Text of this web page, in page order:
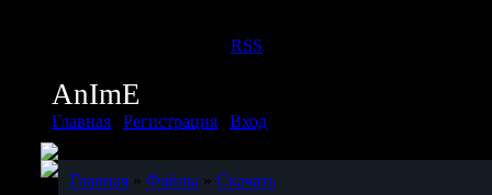
RSS
AnImE
Главная Регистрация Вход
Главная » Файлы » Скачать